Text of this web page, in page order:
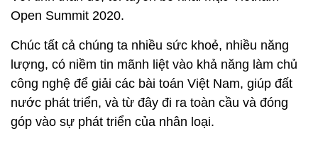
Open Summit 2020.
Chúc tất cả chúng ta nhiều sức khoẻ, nhiều năng
lượng, có niềm tin mãnh liệt vào khả năng làm chủ
công nghệ để giải các bài toán Việt Nam, giúp đất
nước phát triển, và từ đây đi ra toàn cầu và đóng
góp vào sự phát triển của nhân loại.